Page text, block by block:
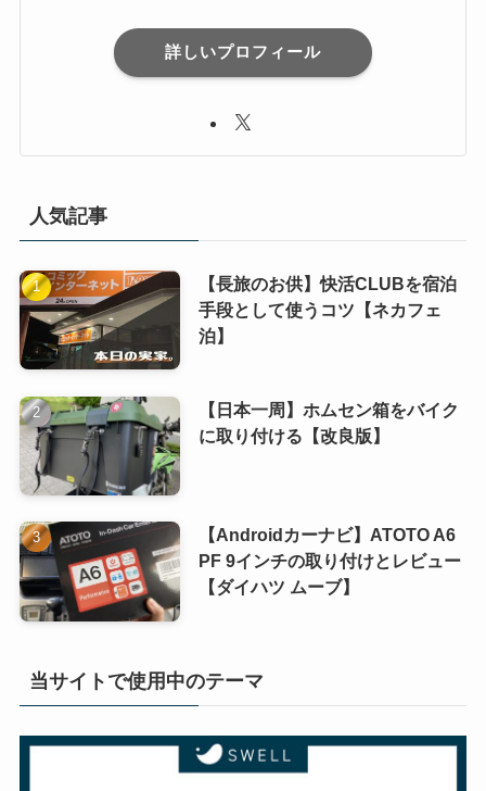
詳しいプロフィール
人気記事
【長旅のお供】快活CLUBを宿泊
手段として使うコツ【ネカフェ
泊】
【日本一周】ホムセン箱をバイク
に取り付ける【改良版】
【Androidカーナビ】ATOTO A6
PF 9インチの取り付けとレビュー
【ダイハツ ムーブ】
当サイトで使用中のテーマ